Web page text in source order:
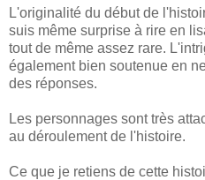
L'originalité du début de
suis même surprise à rire en
tout de même assez rare.
également bien soutenue en
des réponses.
Les personnages sont très
au déroulement de l'histoire.
Ce que je retiens de cette